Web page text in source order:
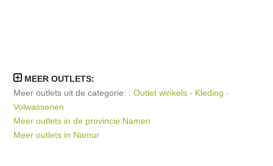
MEER OUTLETS:
Meer outlets uit de categorie: :Outlet winkels - Kleding -
Volwassenen
Meer outlets in de provincie Namen
Meer outlets in Namur